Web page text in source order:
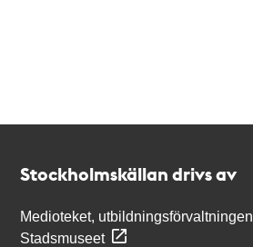
Stockholmskällan drivs av
Medioteket, utbildningsförvaltningen
Stadsmuseet